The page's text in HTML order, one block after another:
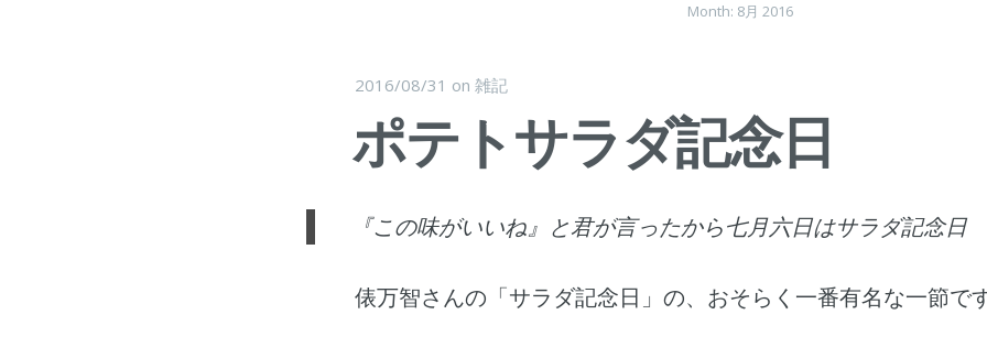
Month: 8月 2016
2016/08/31 on 雑記
ポテトサラダ記念日
『この味がいいね』と君が言ったから七月六日はサラダ記念日
俵万智さんの「サラダ記念日」の、おそらく一番有名な一節で